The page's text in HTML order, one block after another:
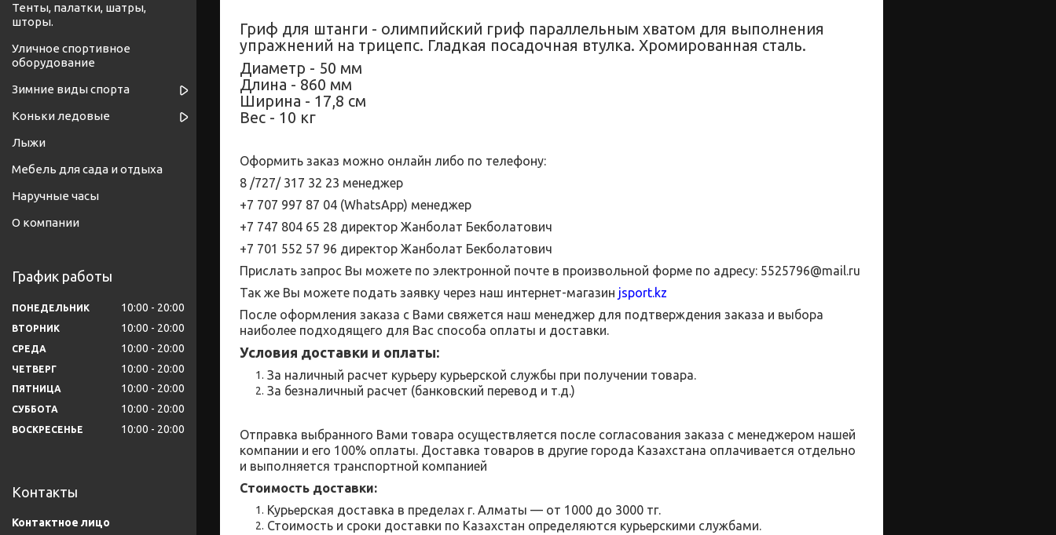
Гриф для штанги - олимпийский гриф параллельным хватом для выполнения
упражнений на трицепс. Гладкая посадочная втулка. Хромированная сталь.
Диаметр - 50 мм
Длина - 860 мм
Ширина - 17,8 см
Вес - 10 кг
Оформить заказ можно онлайн либо по телефону:
8 /727/ 317 32 23 менеджер
+7 707 997 87 04 (WhatsApp) менеджер
+7 747 804 65 28 директор Жанболат Бекболатович
+7 701 552 57 96 директор Жанболат Бекболатович
Прислать запрос Вы можете по электронной почте в произвольной форме по адресу: 5525796@mail.ru
Так же Вы можете подать заявку через наш интернет-магазин jsport.kz
После оформления заказа с Вами свяжется наш менеджер для подтверждения заказа и выбора
наиболее подходящего для Вас способа оплаты и доставки.
Условия доставки и оплаты:
За наличный расчет курьеру курьерской службы при получении товара.
За безналичный расчет (банковский перевод и т.д.)
Отправка выбранного Вами товара осуществляется после согласования заказа с менеджером нашей
компании и его 100% оплаты. Доставка товаров в другие города Казахстана оплачивается отдельно
и выполняется транспортной компанией
Стоимость доставки:
Курьерская доставка в пределах г. Алматы — от 1000 до 3000 тг.
Стоимость и сроки доставки по Казахстан определяются курьерскими службами.
Тенты, палатки, шатры,
шторы.
Уличное спортивное
оборудование
Зимние виды спорта
Коньки ледовые
Лыжи
Мебель для сада и отдыха
Наручные часы
О компании
График работы
ПОНЕДЕЛЬНИК 10:00 20:00
ВТОРНИК 10:00 20:00
СРЕДА 10:00 20:00
ЧЕТВЕРГ 10:00 20:00
ПЯТНИЦА 10:00 20:00
СУББОТА 10:00 20:00
ВОСКРЕСЕНЬЕ 10:00 20:00
Контакты